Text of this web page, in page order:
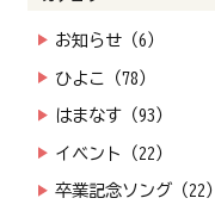
お知らせ（6）
ひよこ（78）
はまなす（93）
イベント（22）
卒業記念ソング（22）